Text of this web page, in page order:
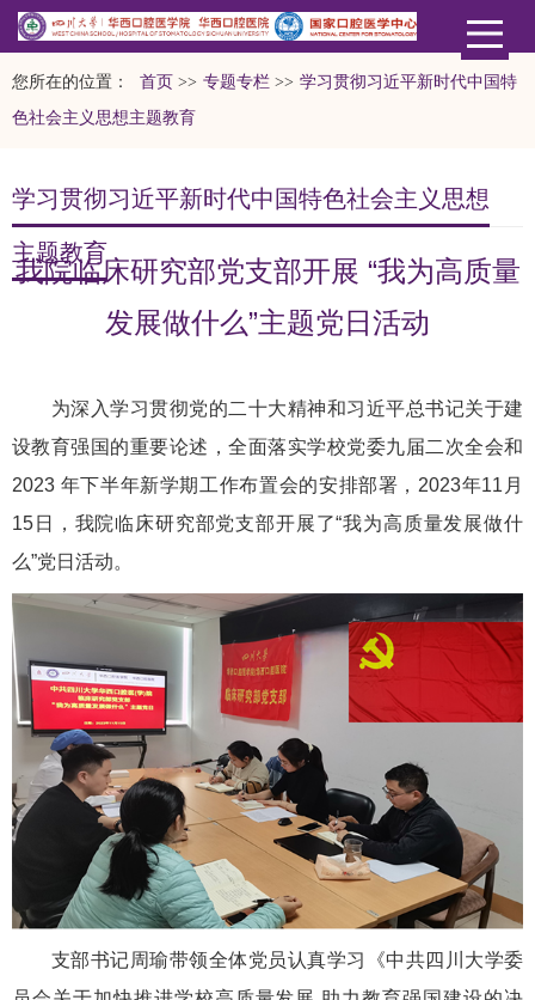
您所在的位置： 首页 >> 专题专栏 >> 学习贯彻习近平新时代中国特
色社会主义思想主题教育
学习贯彻习近平新时代中国特色社会主义思想
主题教育
我院临床研究部党支部开展 “我为高质量
发展做什么”主题党日活动
为深入学习贯彻党的二十大精神和习近平总书记关于建
设教育强国的重要论述，全面落实学校党委九届二次全会和
2023 年下半年新学期工作布置会的安排部署，2023年11月
15日，我院临床研究部党支部开展了“我为高质量发展做什
么”党日活动。
支部书记周瑜带领全体党员认真学习《中共四川大学委